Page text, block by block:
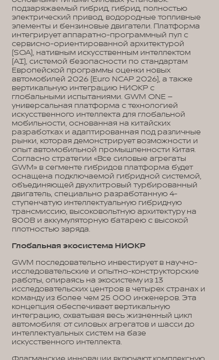
подзаряжаемый гибрид, гибрид, полностью
электрический привод, водородные топливные
элементы и бензиновые двигатели. Платформа
интегрирует аппаратно-программный пул с
сервисно-ориентированной архитектурой
(SOA), нативным искусственным интеллектом
(AI), системой безопасности по стандартам
Европейской программы оценки новых
автомобилей 2026 (Euro NCAP 2026), а также
вертикальную интеграцию НИОКР с
глобальными испытаниями. GWM ONE –
универсальная платформа с технологией
искусственного интеллекта для глобальной
мобильности, основанная на китайских
разработках и адаптированная под различные
рынки, которая демонстрирует возможности и
опыт автомобильной промышленности Китая.
Согласно стратегии «Все силовые агрегаты
GWM» в сегменте гибридов платформа будет
оснащена подключаемой гибридной системой,
объединяющей двухлитровый турбированный
двигатель, специально разработанную 4-
ступенчатую интеллектуальную гибридную
трансмиссию, высоковольтную архитектуру на
800В и аккумуляторную батарею с высокой
плотностью заряда.
Глобальная экосистема НИОКР
GWM последовательно инвестирует в научно-
исследовательские и опытно-конструкторские
работы, опираясь на экосистему из 13
исследовательских центров в четырех странах и
команду из более чем 25 000 инженеров. Эта
концепция обеспечивает вертикальную
интеграцию, охватывая весь жизненный цикл
автомобиля: от силовых агрегатов и шасси до
интеллектуальных систем на базе
искусственного интеллекта.